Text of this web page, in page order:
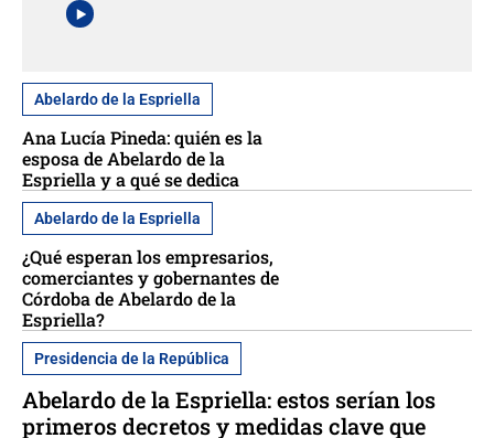
Abelardo de la Espriella
Ana Lucía Pineda: quién es la
esposa de Abelardo de la
Espriella y a qué se dedica
Abelardo de la Espriella
¿Qué esperan los empresarios,
comerciantes y gobernantes de
Córdoba de Abelardo de la
Espriella?
Presidencia de la República
Abelardo de la Espriella: estos serían los
primeros decretos y medidas clave que